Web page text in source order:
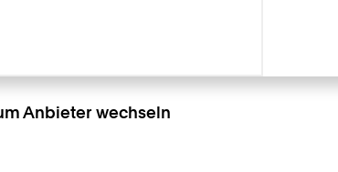
Anbieter wechseln